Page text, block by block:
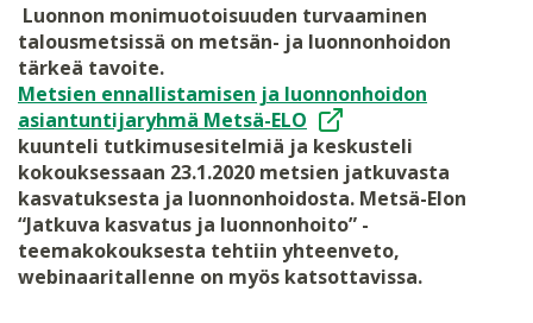
Luonnon monimuotoisuuden turvaaminen
talousmetsissä on metsän- ja luonnonhoidon
tärkeä tavoite.
Metsien ennallistamisen ja luonnonhoidon
asiantuntijaryhmä Metsä-ELO
kuunteli tutkimusesitelmiä ja keskusteli
kokouksessaan 23.1.2020 metsien jatkuvasta
kasvatuksesta ja luonnonhoidosta. Metsä-Elon
“Jatkuva kasvatus ja luonnonhoito” -
teemakokouksesta tehtiin yhteenveto,
webinaaritallenne on myös katsottavissa.